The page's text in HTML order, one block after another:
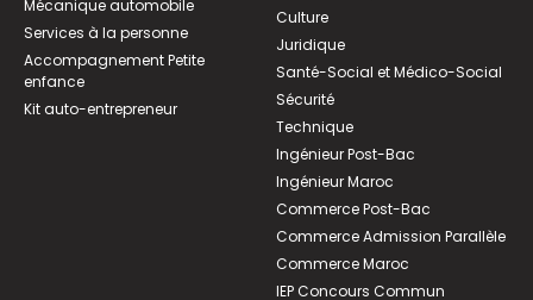
Mécanique automobile
Services à la personne
Accompagnement Petite
enfance
Kit auto-entrepreneur
Culture
Juridique
Santé-Social et Médico-Social
Sécurité
Technique
Ingénieur Post-Bac
Ingénieur Maroc
Commerce Post-Bac
Commerce Admission Parallèle
Commerce Maroc
IEP Concours Commun